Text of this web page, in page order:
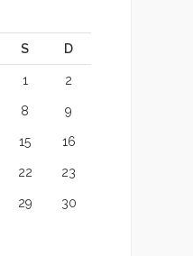
S D
1 2
8 9
15 16
22 23
29 30